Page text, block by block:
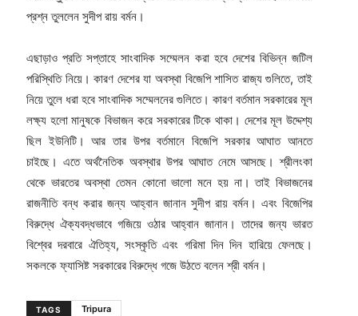
প্রশ্ন তুললেন সুদীপ রায় বর্মন।
এছাড়াও প্রতি সপ্তাহে সাংবাদিক সম্মেলন করা হবে দেশের বিভিন্ন জটিল
পরিস্থিতি নিয়ে। কারণ দেশের যা অবস্থা বিজেপি শাসিত রাজ্য গুলিতে, তাই
নিয়ে তুলে ধরা হবে সাংবাদিক সম্মেলনের গুলিতে। কারণ বর্তমান সরকারের মূল
লক্ষ্য হলো মানুষকে বিভাজন করে সরকারের টিকে থাকা। দেশের মূল উদ্দেশ্য
ছিল ইউনিটি। আর তার উপর বর্তমানে বিজেপি সরকার আঘাত আনতে
চাইছে। এতে অর্থনৈতিক অবস্থার উপর আঘাত নেমে আসছে। শ্রীলংকা
থেকে ভারতের অবস্থা তেমন কোনো ভালো মনে হয় না। তাই বিভাজনের
রাজনীতি বন্ধ করার জন্য আহ্বান জানান সুদীপ রায় বর্মন। এবং বিজেপির
বিরুদ্ধে ঐক্যবদ্ধভাবে গজিয়ে ওঠার আহ্বান জানান। তাদের জন্য ভারত
বিশ্বের দরবারে ঐতিহ্য, সংস্কৃতি এবং গরিমা দিন দিন হারিয়ে ফেলছে।
সকলকে ফ্যাসিষ্ট সরকারের বিরুদ্ধে গজে উঠতে বলেন শ্রী বর্মন।
TAGS Tripura